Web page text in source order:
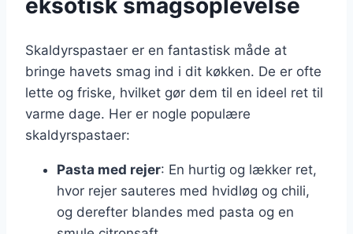
eksotisk smagsoplevelse
Skaldyrspastaer er en fantastisk måde at
bringe havets smag ind i dit køkken. De er ofte
lette og friske, hvilket gør dem til en ideel ret til
varme dage. Her er nogle populære
skaldyrspastaer:
Pasta med rejer: En hurtig og lækker ret,
hvor rejer sauteres med hvidløg og chili,
og derefter blandes med pasta og en